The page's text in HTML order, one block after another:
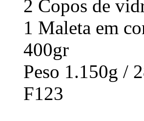
2 Copos de
1 Maleta em
400gr
Peso 1.150g /
F123